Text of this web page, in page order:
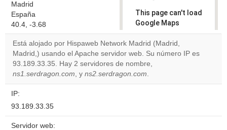
Madrid
España
40.4, -3.68
This page can't load
Google Maps
correctly.
Do you
own this
website?
Está alojado por Hispaweb Network Madrid (Madrid,
Madrid,) usando el Apache servidor web. Su número IP es
93.189.33.35. Hay 2 servidores de nombre,
ns1.serdragon.com, y ns2.serdragon.com.
IP:
93.189.33.35
Servidor web: